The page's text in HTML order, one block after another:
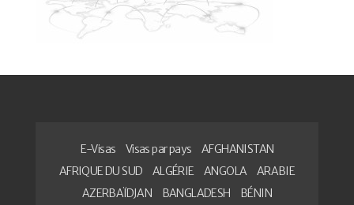
E-Visas Visas par pays
AFGHANISTAN
AFRIQUE DU SUD
ALGÉRIE ANGOLA
ARABIE
AZERBAÏDJAN
BANGLADESH
BÉNIN